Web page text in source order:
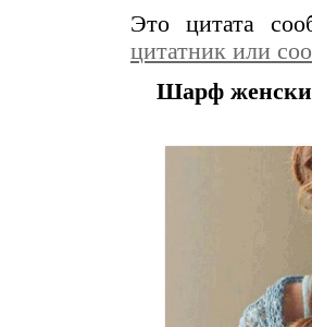
Это цитата
цитатник или
Шарф